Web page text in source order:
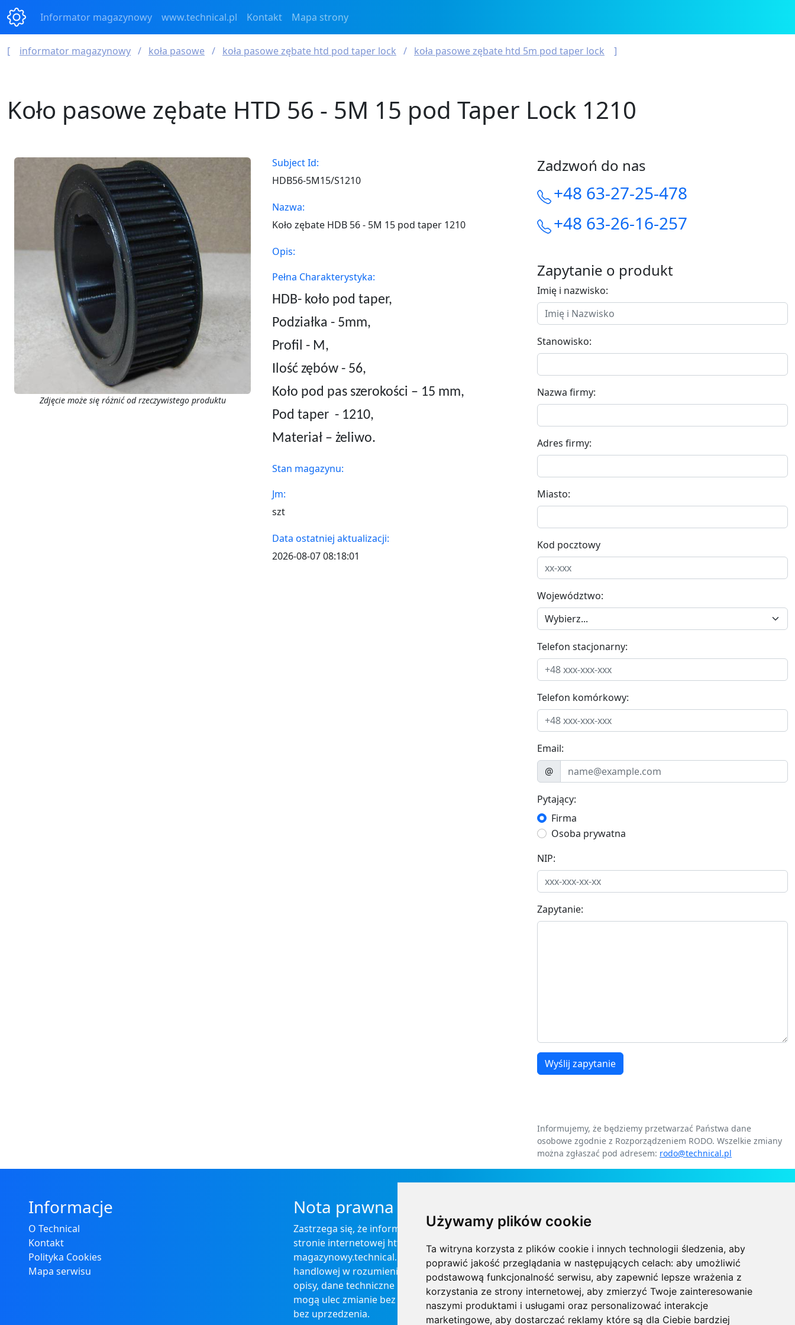
Używamy plików cookie
Ta witryna korzysta z plików cookie i innych technologii śledzenia, aby
poprawić jakość przeglądania w następujących celach: aby umożliwić
podstawową funkcjonalność serwisu, aby zapewnić lepsze wrażenia z
korzystania ze strony internetowej, aby zmierzyć Twoje zainteresowanie
naszymi produktami i usługami oraz personalizować interakcje
marketingowe, aby dostarczać reklamy które są dla Ciebie bardziej
Informator magazynowy www.technical.pl Kontakt Mapa strony
informator magazynowy koła pasowe koła pasowe zębate htd pod taper lock koła pasowe zębate htd 5m pod taper lock
Koło pasowe zębate HTD 56 - 5M 15 pod Taper Lock 1210
Zdjęcie może się różnić od rzeczywistego produktu
Subject Id:
HDB56-5M15/S1210
Nazwa:
Koło zębate HDB 56 - 5M 15 pod taper 1210
Opis:
Pełna Charakterystyka:
HDB- koło pod taper,
Podziałka - 5mm,
Profil - M,
Ilość zębów - 56,
Koło pod pas szerokości – 15 mm,
Pod taper - 1210,
Materiał – żeliwo.
Stan magazynu:
Jm:
szt
Data ostatniej aktualizacji:
2026-08-07 08:18:01
Zadzwoń do nas
+48 63-27-25-478
+48 63-26-16-257
Zapytanie o produkt
Imię i nazwisko:
Stanowisko:
Nazwa firmy:
Adres firmy:
Miasto:
Kod pocztowy
Województwo:
Telefon stacjonarny:
Telefon komórkowy:
Email:
@
Pytający:
Firma
Osoba prywatna
NIP:
Zapytanie:
Wyślij zapytanie
Informujemy, że będziemy przetwarzać Państwa dane
osobowe zgodnie z Rozporządzeniem RODO. Wszelkie zmiany
można zgłaszać pod adresem: rodo@technical.pl
Informacje
O Technical
Kontakt
Polityka Cookies
Mapa serwisu
Nota prawna
Zastrzega się, że informacje zamieszczone na
stronie internetowej https://informator-
magazynowy.technical.pl/ nie stanowią oferty
handlowej w rozumieniu prawa, ponadto
opisy, dane techniczne i pozostałe informacje
mogą ulec zmianie bez podania przyczyny i
bez uprzedzenia.
Technical Grzegorz Tęgos
Polska, 62-600 Koło, ul. Toruńska 212
NIP 666-137-75-84, REGON 310288700
+48 63-27-25-478
biuro@technical.pl